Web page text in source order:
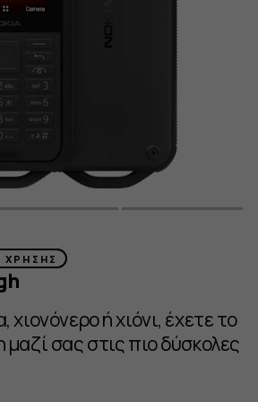
χιονόνερο ή χιόνι, έχετε το
μαζί σας στις πιο δύσκολες